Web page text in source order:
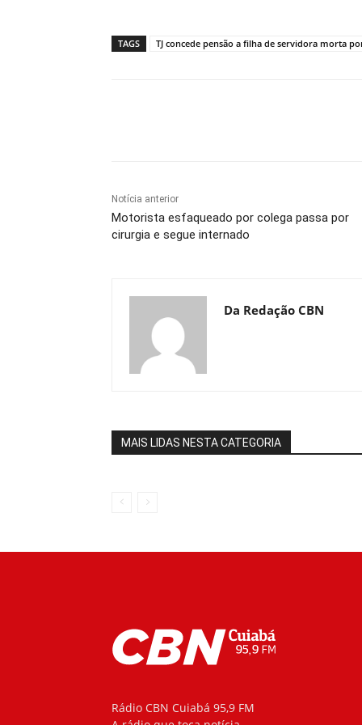
TAGS TJ concede pensão a filha de servidora morta
Notícia anterior
Motorista esfaqueado por colega passa por
cirurgia e segue internado
Da Redação CBN
MAIS LIDAS NESTA CATEGORIA
Rádio CBN Cuiabá 95,9 FM